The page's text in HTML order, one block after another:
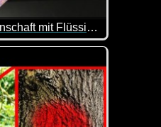
Interessante Wissenschaft mit Flüssigkeiten
viel Spaß, bei solchen